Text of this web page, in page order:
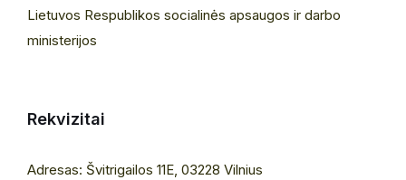
Lietuvos Respublikos socialinės apsaugos ir darbo
ministerijos
Rekvizitai
Adresas: Švitrigailos 11E, 03228 Vilnius